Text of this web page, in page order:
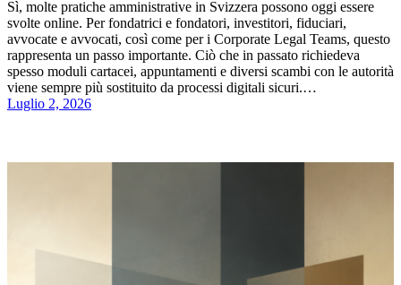
Sì, molte pratiche amministrative in Svizzera possono oggi essere
svolte online. Per fondatrici e fondatori, investitori, fiduciari,
avvocate e avvocati, così come per i Corporate Legal Teams, questo
rappresenta un passo importante. Ciò che in passato richiedeva
spesso moduli cartacei, appuntamenti e diversi scambi con le autorità
viene sempre più sostituito da processi digitali sicuri.…
Luglio 2, 2026